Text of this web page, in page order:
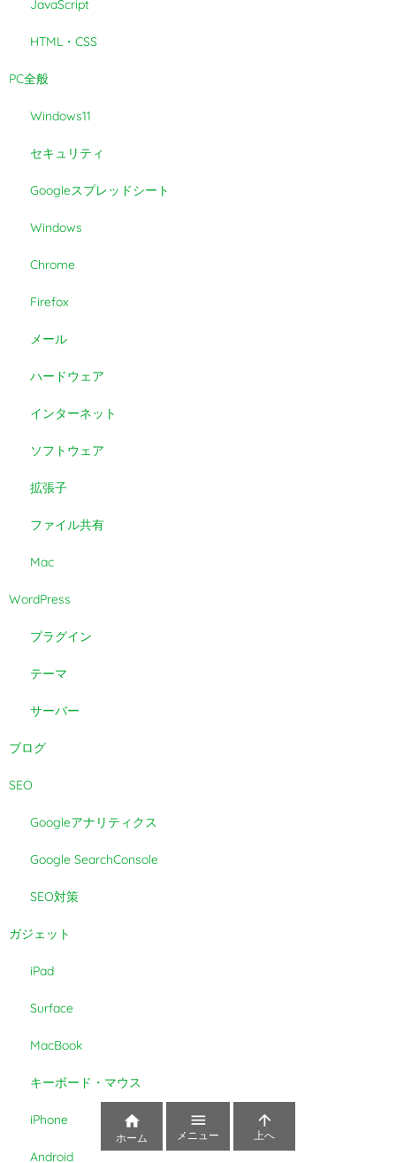
JavaScript
HTML・CSS
PC全般
Windows11
セキュリティ
Googleスプレッドシート
Windows
Chrome
Firefox
メール
ハードウェア
インターネット
ソフトウェア
拡張子
ファイル共有
Mac
WordPress
プラグイン
テーマ
サーバー
ブログ
SEO
Googleアナリティクス
Google SearchConsole
SEO対策
ガジェット
iPad
Surface
MacBook
キーボード・マウス
iPhone
Android

ホーム

メニュー

上へ